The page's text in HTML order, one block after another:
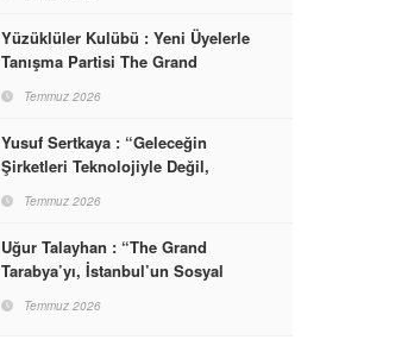
Yüzüklüler Kulübü : Yeni Üyelerle
Tanışma Partisi The Grand
Temmuz 2026
Yusuf Sertkaya : “Geleceğin
Şirketleri Teknolojiyle Değil,
Temmuz 2026
Uğur Talayhan : “The Grand
Tarabya’yı, İstanbul’un Sosyal
Destinasyon Haline Getirmeyi
Temmuz 2026